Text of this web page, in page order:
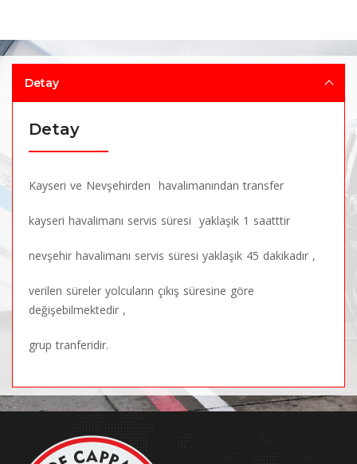
Detay
Detay
Kayseri ve Nevşehirden havalimanından transfer
kayseri havalimanı servis süresi yaklaşık 1 saatttir
nevşehir havalimanı servis süresi yaklaşık 45 dakikadır ,
verilen süreler yolcuların çıkış süresine göre
değişebilmektedir ,
grup tranferidir.